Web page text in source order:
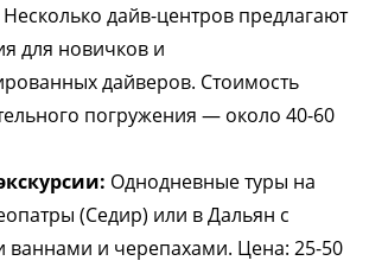
Несколько дайв-центров предлагают
для новичков и
дайверов. Стоимость
погружения — около 40-60
Однодневные туры на
(Седир) или в Дальян с
ваннами и черепахами. Цена: 25-50